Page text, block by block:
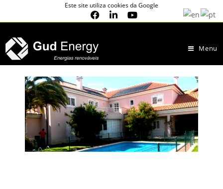
Este site utiliza cookies da Google
Menu